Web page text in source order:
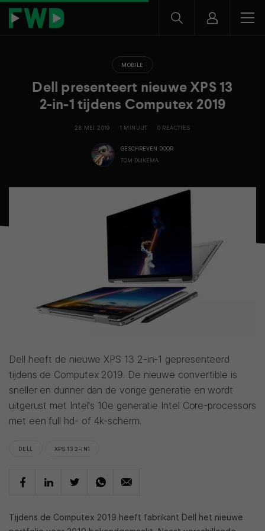
MOBILE
Dell presenteert nieuwe XPS 13
2-in-1 tijdens Computex 2019
28 MEI 2019 1 MINUUT 0 REACTIES
GESCHREVEN DOOR
TOM DIJKEMA
Dell heeft de nieuwe XPS 13 2-in-1 gepresenteerd
tijdens de Computex 2019. De nieuwe convertible is
sneller en dunner dan de vorige generatie en wordt
uitgerust met Intel's 10e generatie Intel Core-processors
met een full hd- of 4k-scherm.
DELL XPS 13 2-IN1
Tijdens de Computex 2019 heeft fabrikant Dell het nieuwe